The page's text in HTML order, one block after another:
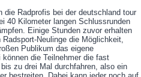
die Radprofis bei der deutschland tour
40 Kilometer langen Schlussrunden
Einige Stunden zuvor erhalten
Neulinge die Möglichkeit,
Publikum das eigene
die Teilnehmer die fast
zu drei Mal durchfahren, also ein